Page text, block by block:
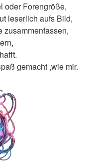
oder Forengröße,
leserlich aufs Bild,
zusammenfassen,
gemacht ,wie mir.